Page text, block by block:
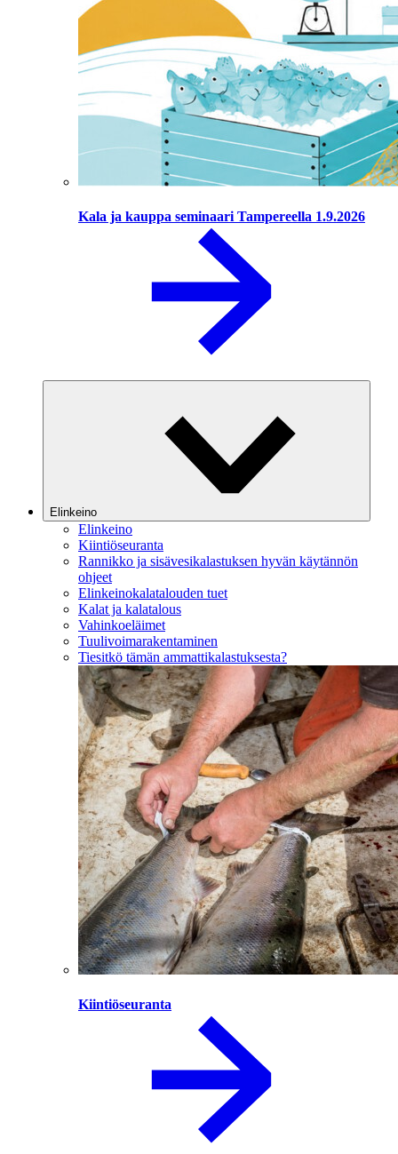
Kala ja kauppa seminaari Tampereella 1.9.2026
Elinkeino
Elinkeino
Kiintiöseuranta
Rannikko ja sisävesikalastuksen hyvän käytännön
ohjeet
Elinkeinokalatalouden tuet
Kalat ja kalatalous
Vahinkoeläimet
Tuulivoimarakentaminen
Tiesitkö tämän ammattikalastuksesta?
Kiintiöseuranta